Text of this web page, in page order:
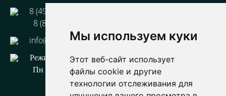
Мы используем куки
Этот веб-сайт использует
файлы cookie и другие
технологии отслеживания для
8 (499) 110 93-33
8 (800) 333 44-67
info@3-tg.ru
Режим работы:
Пн - Пт с 9-00 до 18-00